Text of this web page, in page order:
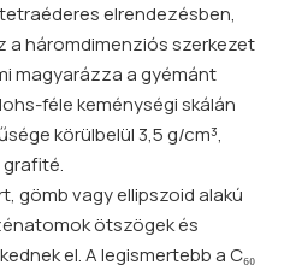
elrendezésben,
a háromdimenziós szerkezet
magyarázza a gyémánt
féle keménységi skálán
körülbelül 3,5 g/cm³,
gömb vagy ellipszoid alakú
ötszögek és
el. A legismertebb a C₆₀